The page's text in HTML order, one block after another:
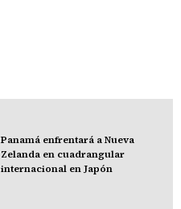
Panamá enfrentará a Nueva
Zelanda en cuadrangular
internacional en Japón